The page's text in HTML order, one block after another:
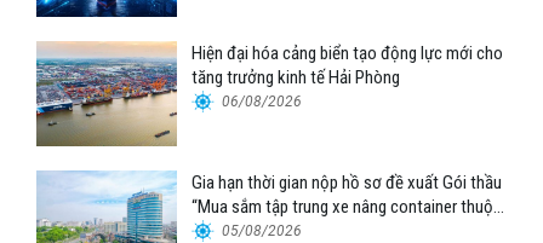
Hiện đại hóa cảng biển tạo động lực mới cho
tăng trưởng kinh tế Hải Phòng
06/08/2026
Gia hạn thời gian nộp hồ sơ đề xuất Gói thầu
“Mua sắm tập trung xe nâng container thuộc
Tổng công ty Hàng hải Việt Nam – CTCP”
05/08/2026